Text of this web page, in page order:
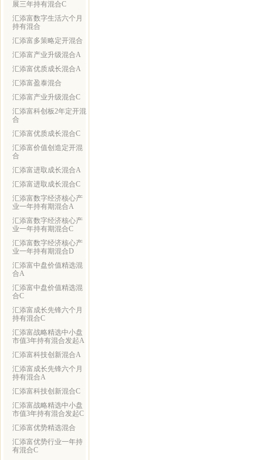
展三年持有混合C
汇添富数字生活六个月
持有混合
汇添富多策略定开混合
汇添富产业升级混合A
汇添富优质成长混合A
汇添富盈泰混合
汇添富产业升级混合C
汇添富科创板2年定开混
合
汇添富优质成长混合C
汇添富价值创造定开混
合
汇添富进取成长混合A
汇添富进取成长混合C
汇添富数字经济核心产
业一年持有期混合A
汇添富数字经济核心产
业一年持有期混合C
汇添富数字经济核心产
业一年持有期混合D
汇添富中盘价值精选混
合A
汇添富中盘价值精选混
合C
汇添富成长先锋六个月
持有混合C
汇添富战略精选中小盘
市值3年持有混合发起A
汇添富科技创新混合A
汇添富成长先锋六个月
持有混合A
汇添富科技创新混合C
汇添富战略精选中小盘
市值3年持有混合发起C
汇添富优势精选混合
汇添富优势行业一年持
有混合C